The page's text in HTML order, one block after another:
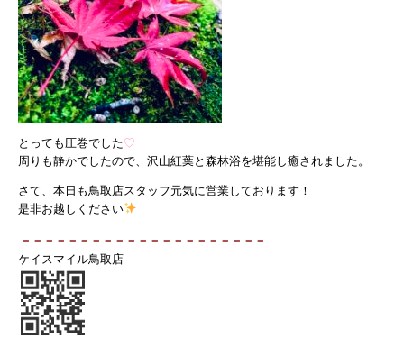
とっても圧巻でした♡
周りも静かでしたので、沢山紅葉と森林浴を堪能し癒されました。
さて、本日も鳥取店スタッフ元気に営業しております！
是非お越しください
－－－－－－－－－－－－－－－－－－－－－
ケイスマイル鳥取店